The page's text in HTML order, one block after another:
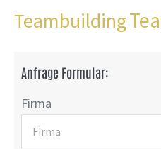
Teambuilding
Anfrage Formular:
Firma